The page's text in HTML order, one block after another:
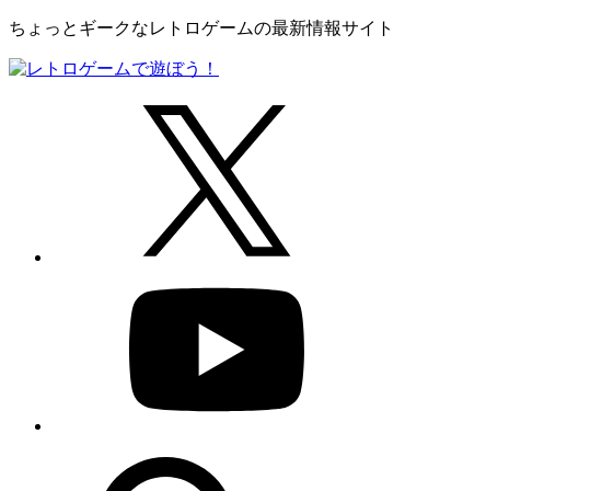
ちょっとギークなレトロゲームの最新情報サイト